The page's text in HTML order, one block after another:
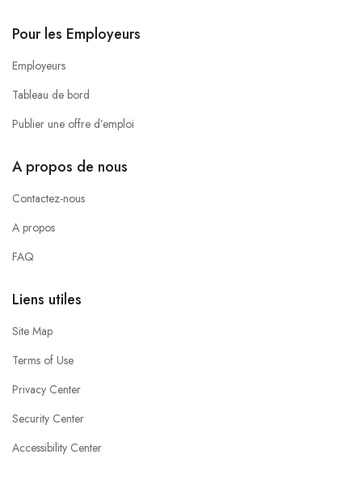
Pour les Employeurs
Employeurs
Tableau de bord
Publier une offre d’emploi
A propos de nous
Contactez-nous
A propos
FAQ
Liens utiles
Site Map
Terms of Use
Privacy Center
Security Center
Accessibility Center